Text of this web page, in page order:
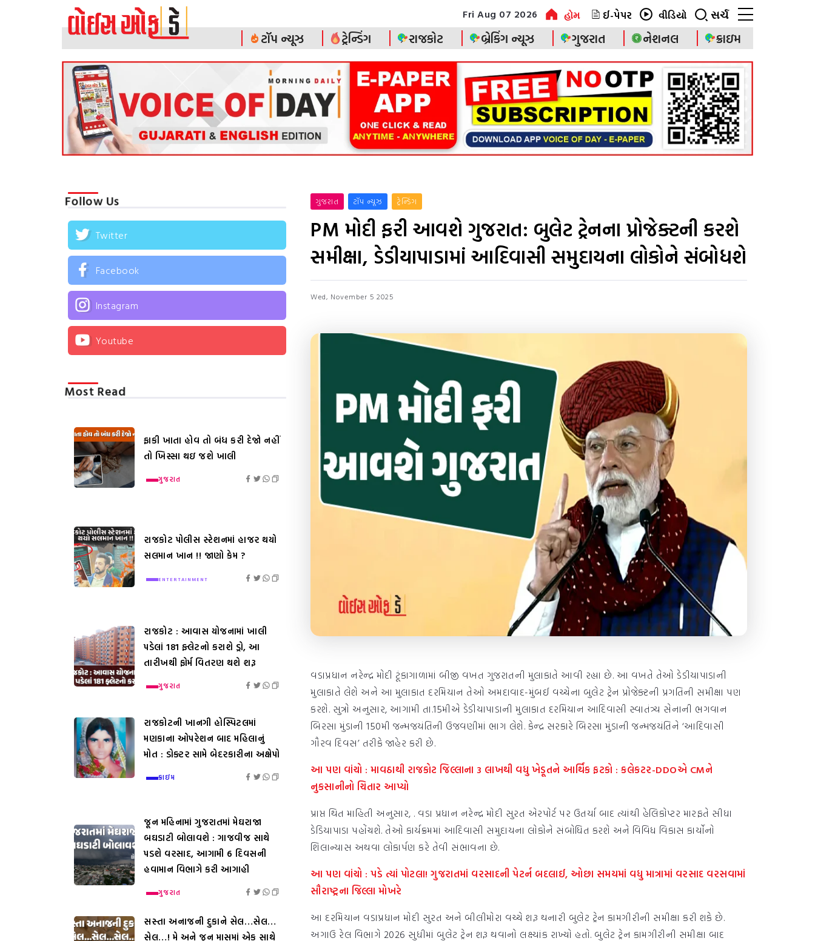
Fri Aug 07 2026 હોમ ઈ-પેપર વીડિયો સર્ચ
ટૉપ ન્યૂઝ ટ્રેન્ડિંગ રાજકોટ બ્રેકિંગ ન્યૂઝ ગુજરાત નેશનલ ક્રાઇમ
ગુજરાત ટૉપ ન્યૂઝ ટ્રેન્ડિંગ
PM મોદી ફરી આવશે ગુજરાત: બુલેટ ટ્રેનના પ્રોજેક્ટની કરશે
સમીક્ષા, ડેડીયાપાડામાં આદિવાસી સમુદાયના લોકોને સંબોધશે
Wed, November 5 2025
વડાપ્રધાન નરેન્દ્ર મોદી ટૂંકાગાળામાં બીજી વખત ગુજરાતની મુલાકાતે આવી રહ્યા છે. આ વખતે તેઓ ડેડીયાપાડાની
મુલાકાતે લેશે અને આ મુલાકાત દરમિયાન તેઓ અમદાવાદ-મુંબઈ વચ્ચેના બુલેટ ટ્રેન પ્રોજેક્ટની પ્રગતિની સમીક્ષા પણ
કરશે. સુત્રો અનુસાર, આગામી તા.15મીએ ડેડીયાપાડાની મુલાકાત દરમિયાન આદિવાસી સ્વાતંત્ર્ય સેનાની ભગવાન
બિરસા મુંડાની 150મી જન્મજયંતિની ઉજવણીમાં ભાગ લેશે. કેન્દ્ર સરકારે બિરસા મુંડાની જન્મજયંતિને ‘આદિવાસી
ગૌરવ દિવસ’ તરીકે જાહેર કરી છે.
આ પણ વાંચો : માવઠાથી રાજકોટ જિલ્લાના 3 લાખથી વધુ ખેડૂતને આર્થિક ફટકો : કલેકટર-DDOએ CMને
નુકસાનીનો ચિતાર આપ્યો
પ્રાપ્ત થિત માહિતી અનુસાર, . વડા પ્રધાન નરેન્દ્ર મોદી સુરત એરપોર્ટ પર ઉતર્યા બાદ ત્યાંથી હેલિકોપ્ટર મારફતે સીધા
ડેડિયાપાડા પહોંચશે. તેઓ કાર્યક્રમમાં આદિવાસી સમુદાયના લોકોને સંબોધિત કરશે અને વિવિધ વિકાસ કાર્યોનો
શિલાન્યાસ અથવા લોકાર્પણ કરે તેવી સંભાવના છે.
આ પણ વાંચો : પડે ત્યાં પોટલા! ગુજરાતમાં વરસાદની પેટર્ન બદલાઈ, ઓછા સમયમાં વધુ માત્રામાં વરસાદ વરસવામાં
સૌરાષ્ટ્રના જિલ્લા મોખરે
આ દરમિયાન વડાપ્રધાન મોદી સુરત અને બીલીમોરા વચ્ચે શરૂ થનારી બુલેટ ટ્રેન કામગીરીની સમીક્ષા કરી શકે છે.
અગાઉ રેલ વિભાગે 2026 સુધીમાં બુલેટ ટ્રેન શરૂ થવાનો લક્ષ્યાંક રાખ્યો હતો. બુલેટ ટ્રેન કામગીરીની સમીક્ષા બાદ
Follow Us
Twitter
Facebook
Instagram
Youtube
Most Read
ફાકી ખાતા હોવ તો બંધ કરી દેજો નહીં
તો ખિસ્સા થઇ જશે ખાલી
ગુજરાત
રાજકોટ પોલીસ સ્ટેશનમાં હાજર થયો
સલમાન ખાન !! જાણો કેમ ?
ENTERTAINMENT
રાજકોટ : આવાસ યોજનામાં ખાલી
પડેલાં 181 ફ્લેટનો કરાશે ડ્રો, આ
તારીખથી ફોર્મ વિતરણ થશે શરૂ
ગુજરાત
રાજકોટની ખાનગી હોસ્પિટલમાં
મણકાના ઓપરેશન બાદ મહિલાનું
મોત : ડોક્ટર સામે બેદરકારીના અક્ષેપો
ક્રાઇમ
જૂન મહિનામાં ગુજરાતમાં મેઘરાજા
બઘડાટી બોલાવશે : ગાજવીજ સાથે
પડશે વરસાદ, આગામી 6 દિવસની
હવામાન વિભાગે કરી આગાહી
ગુજરાત
સસ્તા અનાજની દુકાને સેલ…સેલ…
સેલ…! મે અને જૂન માસમાં એક સાથે